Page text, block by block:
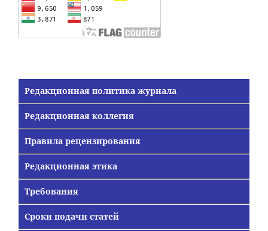
Редакционная политика журнала
Редакционная коллегия
Правила рецензирования
Редакционная этика
Требования
Сроки подачи статей